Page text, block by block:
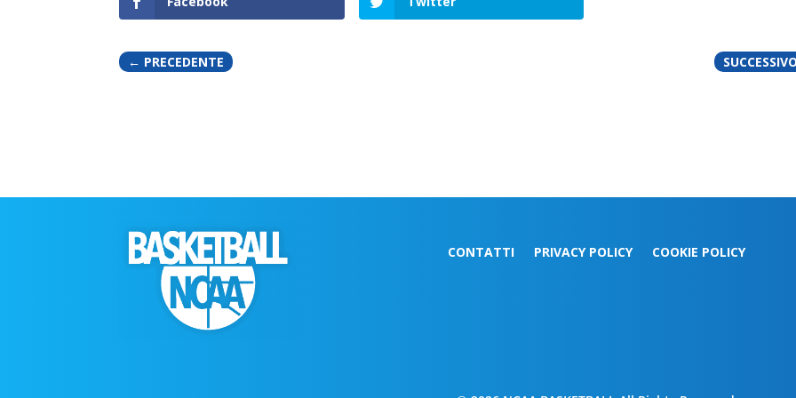
← PRECEDENTE
CONTATTI PRIVACY POLICY COOKIE POLICY